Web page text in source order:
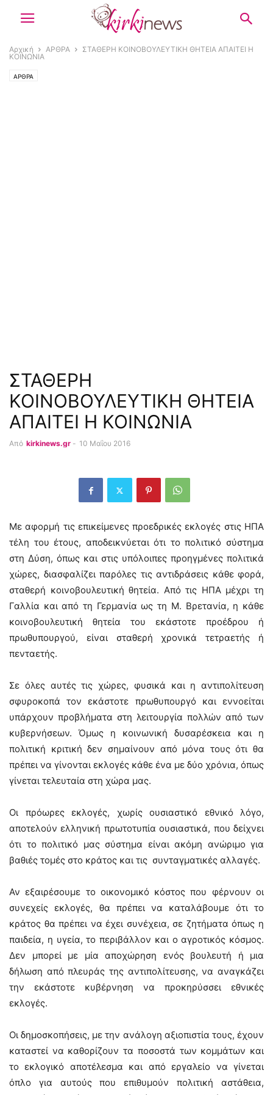
Αρχική ΑΡΘΡΑ
ΣΤΑΘΕΡΗ ΚΟΙΝΟΒΟΥΛΕΥΤΙΚΗ ΘΗΤΕΙΑ ΑΠΑΙΤΕΙ Η
ΚΟΙΝΩΝΙΑ
ΑΡΘΡΑ
ΣΤΑΘΕΡΗ
ΚΟΙΝΟΒΟΥΛΕΥΤΙΚΗ ΘΗΤΕΙΑ
ΑΠΑΙΤΕΙ Η ΚΟΙΝΩΝΙΑ
Από kirkinews.gr - 10 Μαΐου 2016
Με αφορμή τις επικείμενες προεδρικές εκλογές στις ΗΠΑ
τέλη του έτους, αποδεικνύεται ότι το πολιτικό σύστημα
στη Δύση, όπως και στις υπόλοιπες προηγμένες πολιτικά
χώρες, διασφαλίζει παρόλες τις αντιδράσεις κάθε φορά,
σταθερή κοινοβουλευτική θητεία. Από τις ΗΠΑ μέχρι τη
Γαλλία και από τη Γερμανία ως τη Μ. Βρετανία, η κάθε
κοινοβουλευτική θητεία του εκάστοτε προέδρου ή
πρωθυπουργού, είναι σταθερή χρονικά τετραετής ή
πενταετής.
Σε όλες αυτές τις χώρες, φυσικά και η αντιπολίτευση
σφυροκοπά τον εκάστοτε πρωθυπουργό και εννοείται
υπάρχουν προβλήματα στη λειτουργία πολλών από των
κυβερνήσεων. Όμως η κοινωνική δυσαρέσκεια και η
πολιτική κριτική δεν σημαίνουν από μόνα τους ότι θα
πρέπει να γίνονται εκλογές κάθε ένα με δύο χρόνια, όπως
γίνεται τελευταία στη χώρα μας.
Οι πρόωρες εκλογές, χωρίς ουσιαστικό εθνικό λόγο,
αποτελούν ελληνική πρωτοτυπία ουσιαστικά, που δείχνει
ότι το πολιτικό μας σύστημα είναι ακόμη ανώριμο για
βαθιές τομές στο κράτος και τις συνταγματικές αλλαγές.
Αν εξαιρέσουμε το οικονομικό κόστος που φέρνουν οι
συνεχείς εκλογές, θα πρέπει να καταλάβουμε ότι το
κράτος θα πρέπει να έχει συνέχεια, σε ζητήματα όπως η
παιδεία, η υγεία, το περιβάλλον και ο αγροτικός κόσμος.
Δεν μπορεί με μία αποχώρηση ενός βουλευτή ή μια
δήλωση από πλευράς της αντιπολίτευσης, να αναγκάζει
την εκάστοτε κυβέρνηση να προκηρύσσει εθνικές
εκλογές.
Οι δημοσκοπήσεις, με την ανάλογη αξιοπιστία τους, έχουν
καταστεί να καθορίζουν τα ποσοστά των κομμάτων και
το εκλογικό αποτέλεσμα και από εργαλείο να γίνεται
όπλο για αυτούς που επιθυμούν πολιτική αστάθεια,